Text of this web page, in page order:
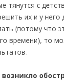
тянутся с
их и у него
(потому что
времени), то